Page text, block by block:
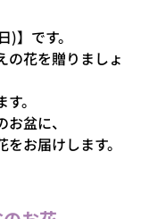
】です。
の花を贈りましょ
。
盆に、
お届けします。